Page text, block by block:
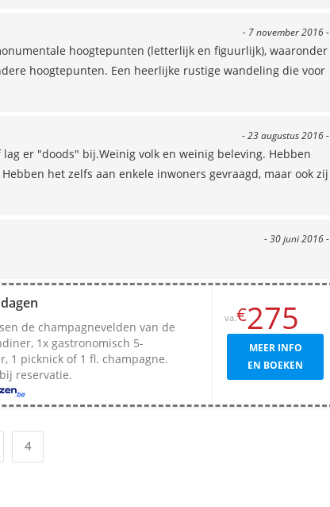
- 7 november 2016 -
hoogtepunten (letterlijk en figuurlijk), waaronder
hoogtepunten. Een heerlijke rustige wandeling die voor
- 23 augustus 2016 -
er "doods" bij.Weinig volk en weinig beleving. Hebben
het zelfs aan enkele inwoners gevraagd, maar ook zij
- 30 juni 2016 -
de champagnevelden van de
1x gastronomisch 5-
1 picknick of 1 fl. champagne.
reservatie.
va.€275
MEER INFO
EN BOEKEN
4